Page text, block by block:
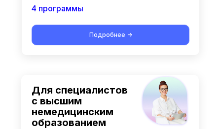
Подробнее ->
Для специалистов
с высшим
немедицинским
образованием
4 программы